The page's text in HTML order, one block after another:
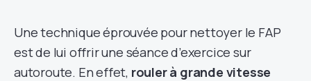
Une technique éprouvée pour nettoyer le FAP
est de lui offrir une séance d’exercice sur
autoroute. En effet, rouler à grande vitesse